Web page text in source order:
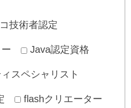
技術者認定
Java認定資格
スペシャリスト
flashクリエーター